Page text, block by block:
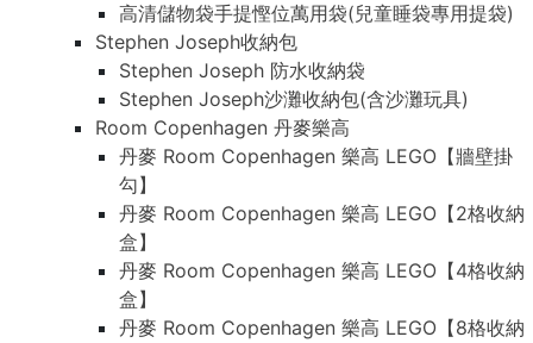
高清儲物袋手提慳位萬用袋(兒童睡袋專用提袋)
Stephen Joseph收納包
Stephen Joseph 防水收納袋
Stephen Joseph沙灘收納包(含沙灘玩具)
Room Copenhagen 丹麥樂高
丹麥 Room Copenhagen 樂高 LEGO【牆壁掛
勾】
丹麥 Room Copenhagen 樂高 LEGO【2格收納
盒】
丹麥 Room Copenhagen 樂高 LEGO【4格收納
盒】
丹麥 Room Copenhagen 樂高 LEGO【8格收納